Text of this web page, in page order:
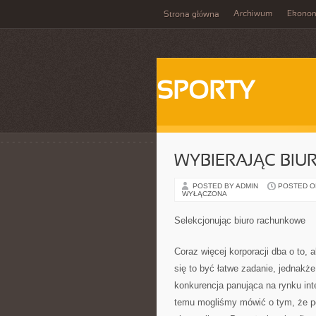
Strona główna Archiwum
SPORTY
WYBIERAJĄC
POSTED BY ADMIN
POSTED
WYŁĄCZONA
Selekcjonując biuro rachunkowe
Coraz więcej korporacji dba o to,
się to być łatwe zadanie,
konkurencja panująca na rynku
temu mogliśmy mówić o tym, że